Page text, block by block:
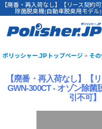
【廃番・再入荷なし】【リース契
除菌脱臭機(自動車脱臭用モデ
ポリッシャー.JPトップページ > そ
【廃番・再入荷なし】【
GWN-300CT - オゾン除
引不可】